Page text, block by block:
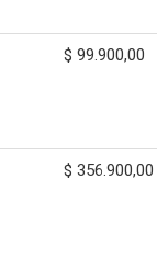
$ 99.900,00
$ 356.900,00